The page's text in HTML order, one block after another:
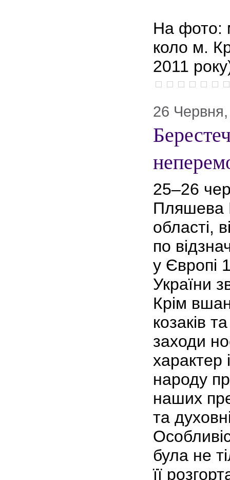
На фото:
коло м.
2011
26
25–26
Пляшева
області,
по
у Європі
України
Крім
козаків
заходи
характер
народу
наших
та
була не
її